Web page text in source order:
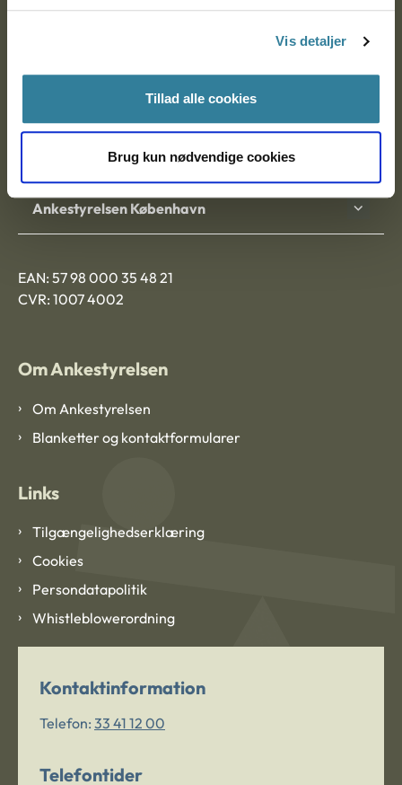
Vis detaljer
Tillad alle cookies
Brug kun nødvendige cookies
Ankestyrelsen Aalborg
Ankestyrelsen København
EAN: 57 98 000 35 48 21
CVR: 1007 4002
Om Ankestyrelsen
Om Ankestyrelsen
Blanketter og kontaktformularer
Links
Tilgængelighedserklæring
Cookies
Persondatapolitik
Whistleblowerordning
Kontaktinformation
Telefon: 33 41 12 00
Telefontider